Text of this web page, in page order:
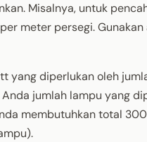
Misalnya, untuk
meter persegi.
yang diperlukan oleh
jumlah lampu yang
membutuhkan total